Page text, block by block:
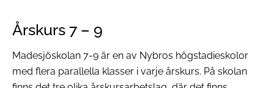
Årskurs 7 – 9
Madesjöskolan 7-9 är en av Nybros högstadieskolor
med flera parallella klasser i varje årskurs. På skolan